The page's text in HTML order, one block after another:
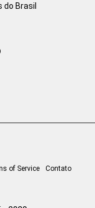
do Brasil
of Service Contato